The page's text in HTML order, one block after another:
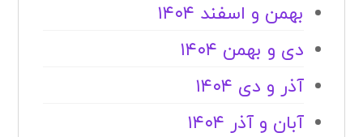
بهمن و اسفند ۱۴۰۴
دی و بهمن ۱۴۰۴
آذر و دی ۱۴۰۴
آبان و آذر ۱۴۰۴